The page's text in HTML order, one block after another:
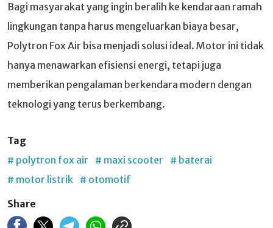
Bagi masyarakat yang ingin beralih ke kendaraan ramah
lingkungan tanpa harus mengeluarkan biaya besar,
Polytron Fox Air bisa menjadi solusi ideal. Motor ini tidak
hanya menawarkan efisiensi energi, tetapi juga
memberikan pengalaman berkendara modern dengan
teknologi yang terus berkembang.
Tag
# polytron fox air
# maxi scooter
# baterai
# motor listrik # otomotif
Share